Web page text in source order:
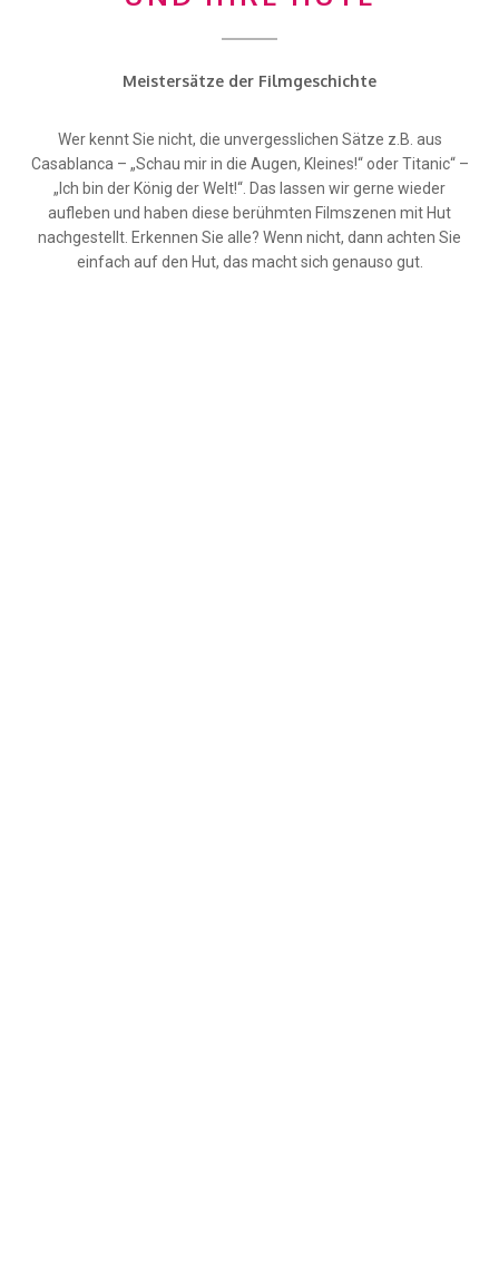
Meistersätze der Filmgeschichte
Wer kennt Sie nicht, die unvergesslichen Sätze z.B. aus
Casablanca – „Schau mir in die Augen, Kleines!“ oder Titanic“ –
„Ich bin der König der Welt!“. Das lassen wir gerne wieder
aufleben und haben diese berühmten Filmszenen mit Hut
nachgestellt. Erkennen Sie alle? Wenn nicht, dann achten Sie
einfach auf den Hut, das macht sich genauso gut.